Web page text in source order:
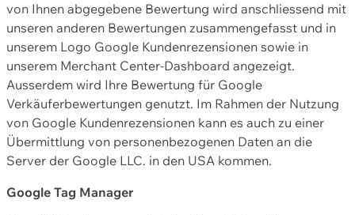
von Ihnen abgegebene Bewertung wird anschliessend mit
unseren anderen Bewertungen zusammengefasst und in
unserem Logo Google Kundenrezensionen sowie in
unserem Merchant Center-Dashboard angezeigt.
Ausserdem wird Ihre Bewertung für Google
Verkäuferbewertungen genutzt. Im Rahmen der Nutzung
von Google Kundenrezensionen kann es auch zu einer
Übermittlung von personenbezogenen Daten an die
Server der Google LLC. in den USA kommen.
Google Tag Manager